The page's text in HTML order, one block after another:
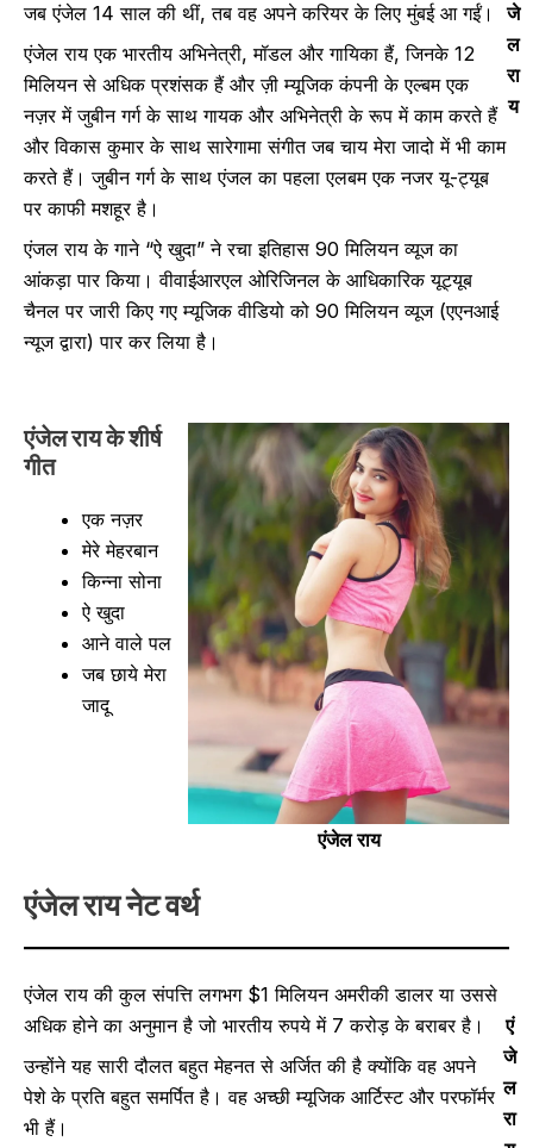
जब एंजेल 14 साल की थीं, तब वह अपने करियर के लिए मुंबई आ गईं।
एंजेल राय एक भारतीय अभिनेत्री, मॉडल और गायिका हैं, जिनके 12
मिलियन से अधिक प्रशंसक हैं और ज़ी म्यूजिक कंपनी के एल्बम एक
नज़र में जुबीन गर्ग के साथ गायक और अभिनेत्री के रूप में काम करते हैं
और विकास कुमार के साथ सारेगामा संगीत जब चाय मेरा जादो में भी काम
करते हैं। जुबीन गर्ग के साथ एंजल का पहला एलबम एक नजर यू-ट्यूब
पर काफी मशहूर है।
एंजल राय के गाने “ऐ खुदा” ने रचा इतिहास 90 मिलियन व्यूज का
आंकड़ा पार किया। वीवाईआरएल ओरिजिनल के आधिकारिक यूट्यूब
चैनल पर जारी किए गए म्यूजिक वीडियो को 90 मिलियन व्यूज (एएनआई
न्यूज द्वारा) पार कर लिया है।
जे
ल
रा
य
एंजेल राय के शीर्ष
गीत
एक नज़र
मेरे मेहरबान
किन्ना सोना
ऐ खुदा
आने वाले पल
जब छाये मेरा
जादू
एंजेल राय
एंजेल राय नेट वर्थ
एंजेल राय की कुल संपत्ति लगभग $1 मिलियन अमरीकी डालर या उससे
अधिक होने का अनुमान है जो भारतीय रुपये में 7 करोड़ के बराबर है।
उन्होंने यह सारी दौलत बहुत मेहनत से अर्जित की है क्योंकि वह अपने
पेशे के प्रति बहुत समर्पित है। वह अच्छी म्यूजिक आर्टिस्ट और परफॉर्मर
भी हैं।
एं
जे
ल
रा